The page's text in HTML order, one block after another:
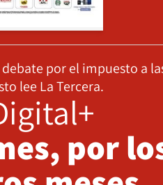
por el impuesto a
lee La Tercera.
por